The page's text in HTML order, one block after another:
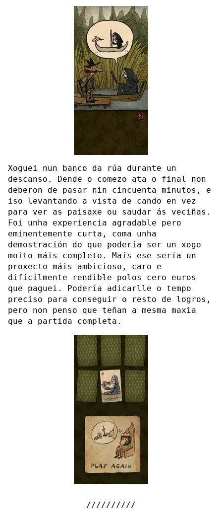
Xoguei nun banco da rúa durante un
descanso. Dende o comezo ata o final non
deberon de pasar nin cincuenta minutos, e
iso levantando a vista de cando en vez
para ver as paisaxe ou saudar ás veciñas.
Foi unha experiencia agradable pero
eminentemente curta, coma unha
demostración do que podería ser un xogo
moito máis completo. Mais ese sería un
proxecto máis ambicioso, caro e
difícilmente rendible polos cero euros
que paguei. Podería adicarlle o tempo
preciso para conseguir o resto de logros,
pero non penso que teñan a mesma maxia
que a partida completa.